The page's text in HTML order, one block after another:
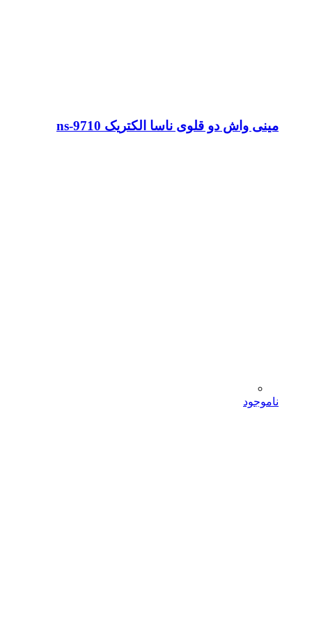
مینی واش دو قلوی ناسا الکتریک ns-9710
ناموجود